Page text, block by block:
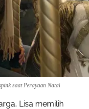
saat Perayaan Natal
Lisa memilih